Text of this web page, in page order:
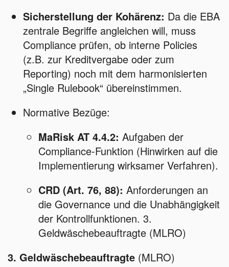
Sicherstellung der Kohärenz: Da die EBA
zentrale Begriffe angleichen will, muss
Compliance prüfen, ob interne Policies
(z.B. zur Kreditvergabe oder zum
Reporting) noch mit dem harmonisierten
„Single Rulebook“ übereinstimmen.
Normative Bezüge:
MaRisk AT 4.4.2: Aufgaben der
Compliance-Funktion (Hinwirken auf die
Implementierung wirksamer Verfahren).
CRD (Art. 76, 88): Anforderungen an
die Governance und die Unabhängigkeit
der Kontrollfunktionen. 3.
Geldwäschebeauftragte (MLRO)
3. Geldwäschebeauftragte (MLRO)